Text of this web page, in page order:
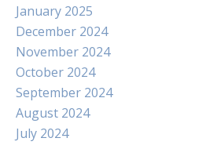
January 2025
December 2024
November 2024
October 2024
September 2024
August 2024
July 2024